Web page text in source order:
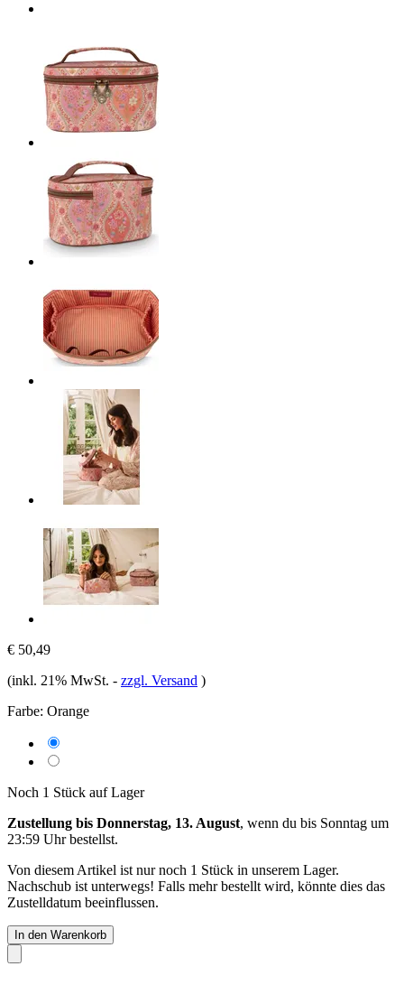
€ 50,49
(inkl. 21% MwSt. - zzgl. Versand )
Farbe: Orange
Noch 1 Stück auf Lager
Zustellung bis Donnerstag, 13. August, wenn du bis Sonntag um
23:59 Uhrbestellst.
Von diesem Artikel ist nur noch 1 Stück in unserem Lager.
Nachschub ist unterwegs! Falls mehr bestellt wird, könnte dies das
Zustelldatum beeinflussen.
In den Warenkorb